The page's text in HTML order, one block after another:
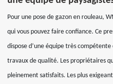
Pour une pose de gazon en rouleau,
qui vous pouvez faire confiance. Ce
dispose d’une équipe très
travaux de qualité. Les propriétaires
pleinement satisfaits. Les plus